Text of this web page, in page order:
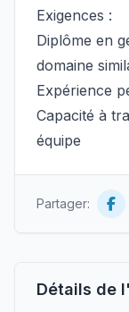
Détails de
Exigences :
Diplôme en
domaine
Expérience
Capacité à
équipe
Partager: